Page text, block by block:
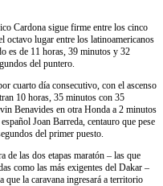
Cardona sigue firme entre los cinco
octavo lugar entre los latinoamericanos
es de 11 horas, 39 minutos y 32
del puntero.
cuarto día consecutivo, con el ascenso
10 horas, 35 minutos con 35
Benavides en otra Honda a 2 minutos
Joan Barreda, centauro que pese
del primer puesto.
de las dos etapas maratón – las que
como las más exigentes del Dakar –
que la caravana ingresará a territorio